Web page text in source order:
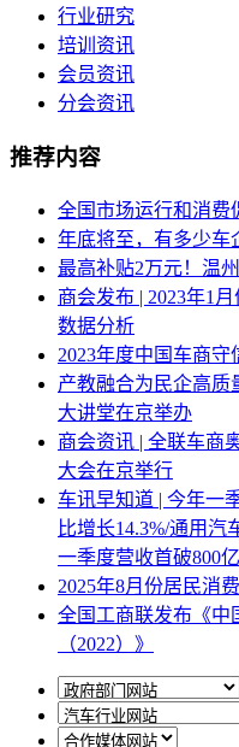
行业研究
培训资讯
会员资讯
分会资讯
推荐内容
全国市场运行和消费
年底将至，有多少车
最高补贴2万元！温
商会发布 | 2023年1
数据分析
2023年度中国车商守
产教融合为民企高
大讲堂在京举办
商会资讯 | 全联车商
大会在京举行
车讯早知道 | 今年一
比增长14.3%/通用汽
一季度营收首破800亿
2025年8月份居民消
全国工商联发布《中
（2022）》